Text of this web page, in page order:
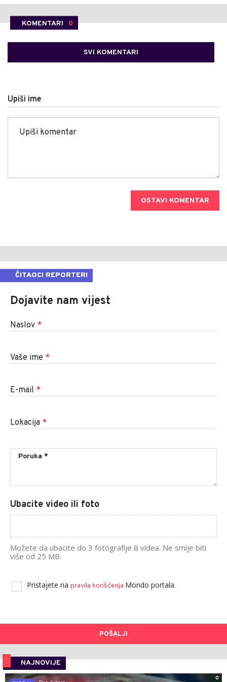
KOMENTARI 0
SVI KOMENTARI
Upiši ime
OSTAVI KOMENTAR
ČITAOCI REPORTERI
Dojavite nam vijest
Naslov *
Vaše ime *
E-mail *
Lokacija *
Ubacite video ili foto
Možete da ubacite do 3 fotografije ili videa. Ne smije biti
više od 25 MB.
Pristajete na pravila korišćenja Mondo portala.
POŠALJI
NAJNOVIJE
0